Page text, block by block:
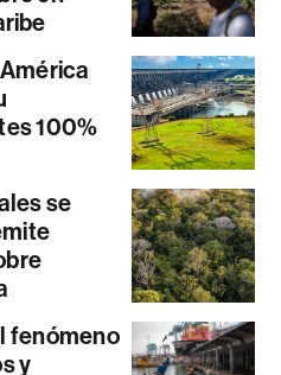
100%
se
fenómeno
y